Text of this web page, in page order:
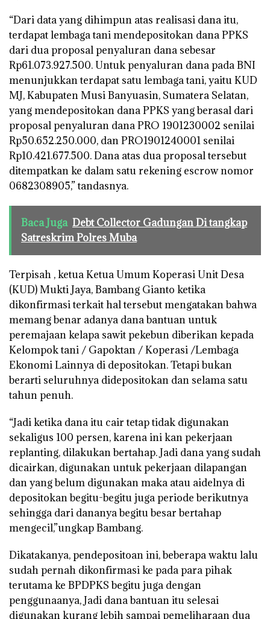
“Dari data yang dihimpun atas realisasi dana itu,
terdapat lembaga tani mendepositokan dana PPKS
dari dua proposal penyaluran dana sebesar
Rp61.073.927.500. Untuk penyaluran dana pada BNI
menunjukkan terdapat satu lembaga tani, yaitu KUD
MJ, Kabupaten Musi Banyuasin, Sumatera Selatan,
yang mendepositokan dana PPKS yang berasal dari
proposal penyaluran dana PRO 1901230002 senilai
Rp50.652.250.000, dan PRO1901240001 senilai
Rp10.421.677.500. Dana atas dua proposal tersebut
ditempatkan ke dalam satu rekening escrow nomor
0682308905,” tandasnya.
Baca Juga Debt Collector Gadungan Di tangkap
Satreskrim Polres Muba
Terpisah , ketua Ketua Umum Koperasi Unit Desa
(KUD) Mukti Jaya, Bambang Gianto ketika
dikonfirmasi terkait hal tersebut mengatakan bahwa
memang benar adanya dana bantuan untuk
peremajaan kelapa sawit pekebun diberikan kepada
Kelompok tani / Gapoktan / Koperasi /Lembaga
Ekonomi Lainnya di depositokan. Tetapi bukan
berarti seluruhnya didepositokan dan selama satu
tahun penuh.
“Jadi ketika dana itu cair tetap tidak digunakan
sekaligus 100 persen, karena ini kan pekerjaan
replanting, dilakukan bertahap. Jadi dana yang sudah
dicairkan, digunakan untuk pekerjaan dilapangan
dan yang belum digunakan maka atau aidelnya di
depositokan begitu-begitu juga periode berikutnya
sehingga dari dananya begitu besar bertahap
mengecil,”ungkap Bambang.
Dikatakanya, pendepositoan ini, beberapa waktu lalu
sudah pernah dikonfirmasi ke pada para pihak
terutama ke BPDPKS begitu juga dengan
penggunaanya, Jadi dana bantuan itu selesai
digunakan kurang lebih sampai pemeliharaan dua